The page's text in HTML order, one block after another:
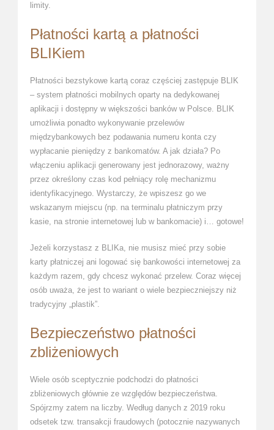
limity.
Płatności kartą a płatności
BLIKiem
Płatności bezstykowe kartą coraz częściej zastępuje BLIK
– system płatności mobilnych oparty na dedykowanej
aplikacji i dostępny w większości banków w Polsce. BLIK
umożliwia ponadto wykonywanie przelewów
międzybankowych bez podawania numeru konta czy
wypłacanie pieniędzy z bankomatów. A jak działa? Po
włączeniu aplikacji generowany jest jednorazowy, ważny
przez określony czas kod pełniący rolę mechanizmu
identyfikacyjnego. Wystarczy, że wpiszesz go we
wskazanym miejscu (np. na terminalu płatniczym przy
kasie, na stronie internetowej lub w bankomacie) i… gotowe!
Jeżeli korzystasz z BLIKa, nie musisz mieć przy sobie
karty płatniczej ani logować się bankowości internetowej za
każdym razem, gdy chcesz wykonać przelew. Coraz więcej
osób uważa, że jest to wariant o wiele bezpieczniejszy niż
tradycyjny „plastik”.
Bezpieczeństwo płatności
zbliżeniowych
Wiele osób sceptycznie podchodzi do płatności
zbliżeniowych głównie ze względów bezpieczeństwa.
Spójrzmy zatem na liczby. Według danych z 2019 roku
odsetek tzw. transakcji fraudowych (potocznie nazywanych